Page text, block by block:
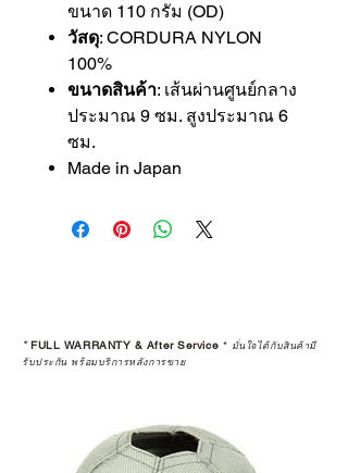
ขนาด 110 กรัม (OD)
วัสดุ: CORDURA NYLON
100%
ขนาดสินค้า: เส้นผ่านศูนย์กลาง
ประมาณ 9 ซม. สูงประมาณ 6
ซม.
Made in Japan
*FULL WARRANTY & After Service * มั่นใจได้กับสินค้ามี
รับประกัน พร้อมบริการหลังการขาย